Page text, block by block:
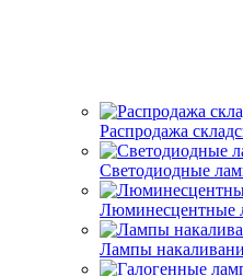
Распродажа
Светодиодные
Лампы